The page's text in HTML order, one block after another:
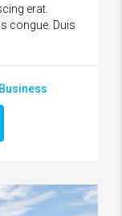
erat.
congue. Duis
Business